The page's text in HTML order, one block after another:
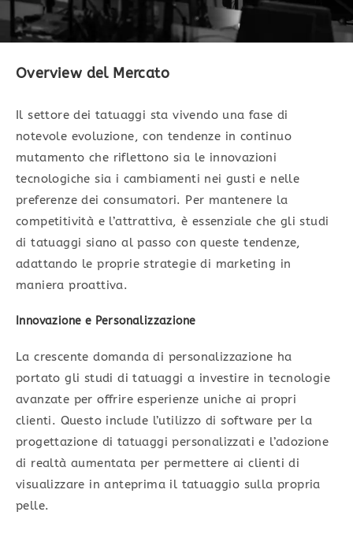
Overview del Mercato
Il settore dei tatuaggi sta vivendo una fase di
notevole evoluzione, con tendenze in continuo
mutamento che riflettono sia le innovazioni
tecnologiche sia i cambiamenti nei gusti e nelle
preferenze dei consumatori. Per mantenere la
competitività e l’attrattiva, è essenziale che gli studi
di tatuaggi siano al passo con queste tendenze,
adattando le proprie strategie di marketing in
maniera proattiva.
Innovazione e Personalizzazione
La crescente domanda di personalizzazione ha
portato gli studi di tatuaggi a investire in tecnologie
avanzate per offrire esperienze uniche ai propri
clienti. Questo include l’utilizzo di software per la
progettazione di tatuaggi personalizzati e l’adozione
di realtà aumentata per permettere ai clienti di
visualizzare in anteprima il tatuaggio sulla propria
pelle.